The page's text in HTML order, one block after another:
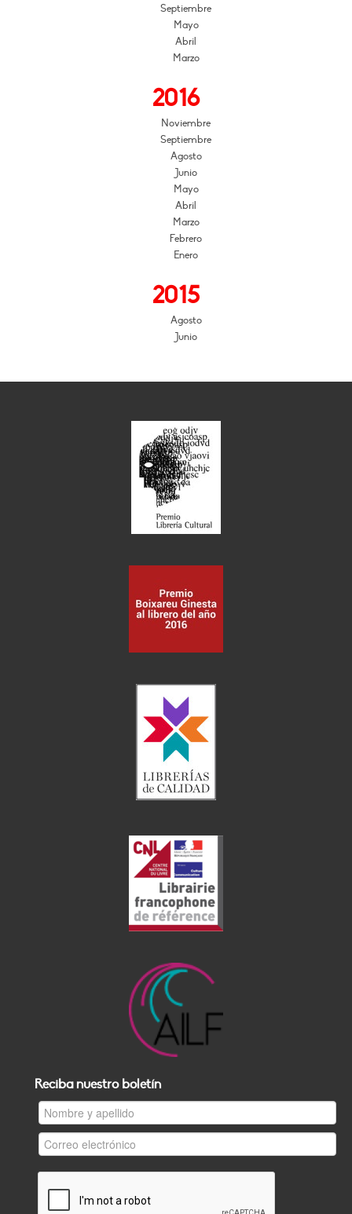
Septiembre
Mayo
Abril
Marzo
2016
Noviembre
Septiembre
Agosto
Junio
Mayo
Abril
Marzo
Febrero
Enero
2015
Agosto
Junio
Reciba nuestro boletín